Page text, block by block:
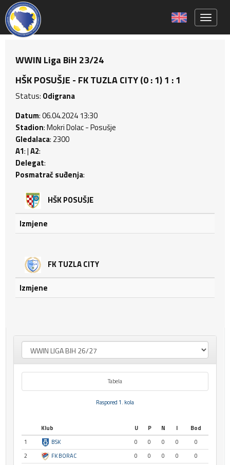
WWIN Liga BiH 23/24
HŠK POSUŠJE - FK TUZLA CITY (0 : 1) 1 : 1
Status: Odigrana
Datum: 06.04.2024 13:30
Stadion: Mokri Dolac - Posušje
Gledalaca: 2300
A1: |A2:
Delegat:
Posmatrač suđenja:
HŠK POSUŠJE
Izmjene
FK TUZLA CITY
Izmjene
Tabela
Raspored 1. kola
Klub U P N I
Bod
1
BSK 0 0 0 0
0
2
FK BORAC 0 0 0 0
0